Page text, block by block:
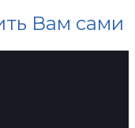
Вам сами